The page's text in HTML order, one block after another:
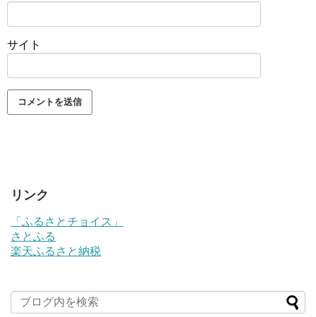
サイト
リンク
「ふるさとチョイス」
さとふる
楽天ふるさと納税